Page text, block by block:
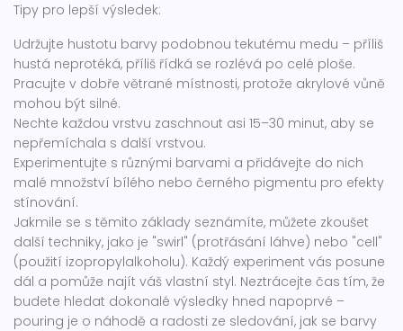
Tipy pro lepší výsledek:
Udržujte hustotu barvy podobnou tekutému medu – příliš
hustá neprotéká, příliš řídká se rozlévá po celé ploše.
Pracujte v dobře větrané místnosti, protože akrylové vůně
mohou být silné.
Nechte každou vrstvu zaschnout asi 15–30 minut, aby se
nepřemíchala s další vrstvou.
Experimentujte s různými barvami a přidávejte do nich
malé množství bílého nebo černého pigmentu pro efekty
stínování.
Jakmile se s těmito základy seznámíte, můžete zkoušet
další techniky, jako je "swirl" (protřásání láhve) nebo "cell"
(použití izopropylalkoholu). Každý experiment vás posune
dál a pomůže najít váš vlastní styl. Neztrácejte čas tím, že
budete hledat dokonalé výsledky hned napoprvé –
pouring je o náhodě a radosti ze sledování, jak se barvy